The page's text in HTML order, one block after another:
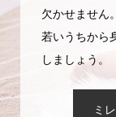
欠かせません。
若いうちから
しましょう。
ミ